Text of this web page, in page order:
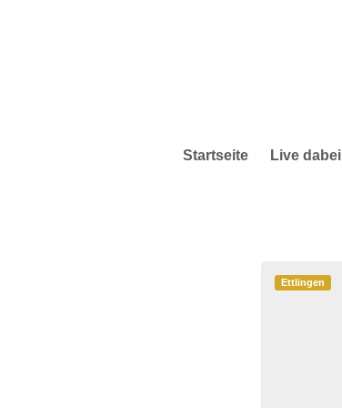
Startseite Live dabei
Ettlingen